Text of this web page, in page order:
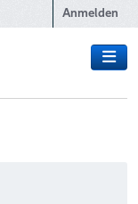
Anmelden